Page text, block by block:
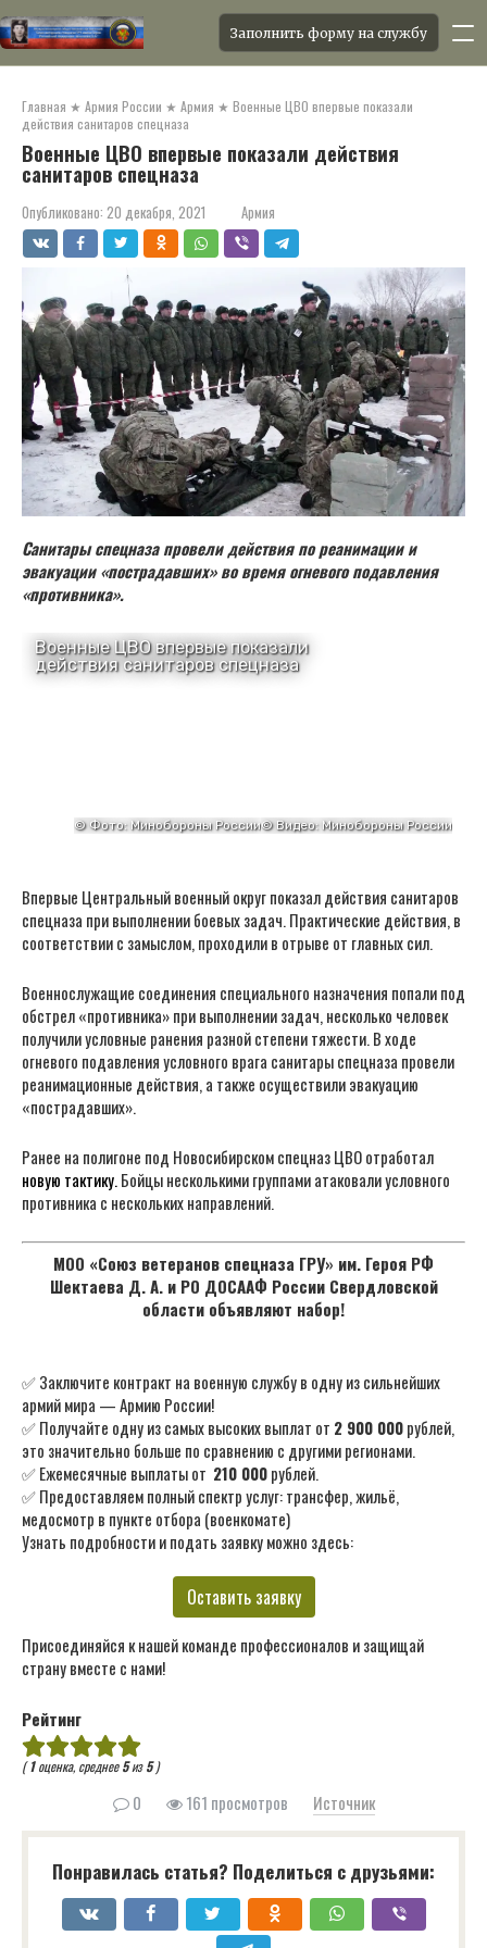
контенту
Заполнить форму на службу
Главная ★ Армия России ★ Армия ★ Военные ЦВО впервые показали
действия санитаров спецназа
Военные ЦВО впервые показали действия
санитаров спецназа
Опубликовано: 20 декабря, 2021 Армия
Санитары спецназа провели действия по реанимации и
эвакуации «пострадавших» во время огневого подавления
«противника».
Впервые Центральный военный округ показал действия санитаров
спецназа при выполнении боевых задач. Практические действия, в
соответствии с замыслом, проходили в отрыве от главных сил.
Военнослужащие соединения специального назначения попали под
обстрел «противника» при выполнении задач, несколько человек
получили условные ранения разной степени тяжести. В ходе
огневого подавления условного врага санитары спецназа провели
реанимационные действия, а также осуществили эвакуацию
«пострадавших».
Ранее на полигоне под Новосибирском спецназ ЦВО отработал
новую тактику.Бойцы несколькими группами атаковали условного
противника с нескольких направлений.
МОО «Союз ветеранов спецназа ГРУ» им. Героя РФ
Шектаева Д. А. и РО ДОСААФ России Свердловской
области объявляют набор!
✅ Заключите контракт на военную службу в одну из сильнейших
армий мира — Армию России!
✅ Получайте одну из самых высоких выплат от 2 900 000рублей,
это значительно больше по сравнению с другими регионами.
✅ Ежемесячные выплаты от 210 000рублей.
✅ Предоставляем полный спектр услуг: трансфер, жильё,
медосмотр в пункте отбора (военкомате)
Узнать подробности и подать заявку можно здесь:
Оставить заявку
Присоединяйся к нашей команде профессионалов и защищай
страну вместе с нами!
Рейтинг
(1оценка, среднее5из5)
0 161 просмотров Источник
Понравилась статья? Поделиться с друзьями: